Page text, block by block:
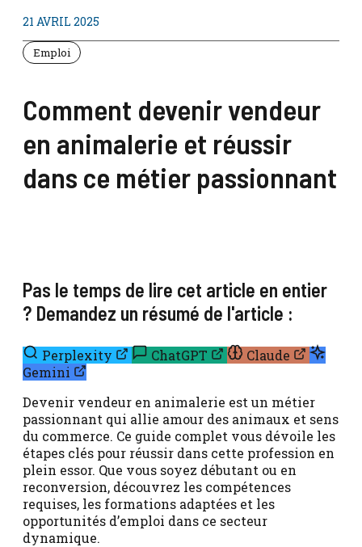
21 AVRIL 2025
Emploi
Comment devenir vendeur
en animalerie et réussir
dans ce métier passionnant
Pas le temps de lire cet article en entier
? Demandez un résumé de l'article :
Perplexity ChatGPT
Claude
Gemini
Devenir vendeur en animalerie est un métier
passionnant qui allie amour des animaux et sens
du commerce. Ce guide complet vous dévoile les
étapes clés pour réussir dans cette profession en
plein essor. Que vous soyez débutant ou en
reconversion, découvrez les compétences
requises, les formations adaptées et les
opportunités d’emploi dans ce secteur
dynamique.